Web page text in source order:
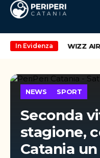
In Evidenza
di maggio WIZZ AIR
NEWS SPORT
Seconda
stagione,
Catania